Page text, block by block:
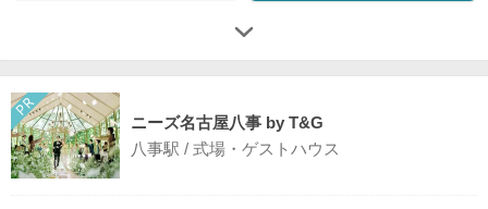
ニーズ名古屋八事 by T&G
八事駅 / 式場・ゲストハウス